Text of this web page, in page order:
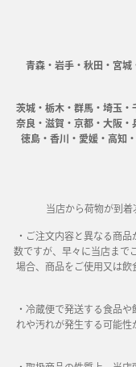
青森・岩手・秋田・宮
茨城・栃木・群馬・埼玉・
奈良・滋賀・京都・大阪・
徳島・香川・愛媛・高知
当店から荷物が到着
・ご注文内容と異なる商
数ですが、早々に当店まで
場合、商品をご使用又は
・冷蔵便で発送する食品
れや汚れが発生する可能